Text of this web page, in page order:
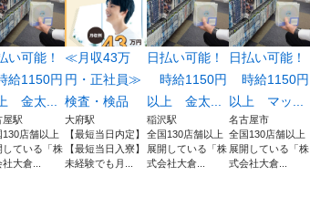
い可能！
給1150円
金太...
屋駅
130店舗以上
している「株
大倉...
≪月収43万
円・正社員≫
検査・検品
大府駅
【最短当日内定】
【最短当日入寮】
未経験でも月...
日払い可能！
時給1150円
以上 金太...
稲沢駅
全国130店舗以上
展開している「株
式会社大倉...
日払い可能！
時給1150円
以上 マッ...
名古屋市
全国130店舗以上
展開している「株
式会社大倉...